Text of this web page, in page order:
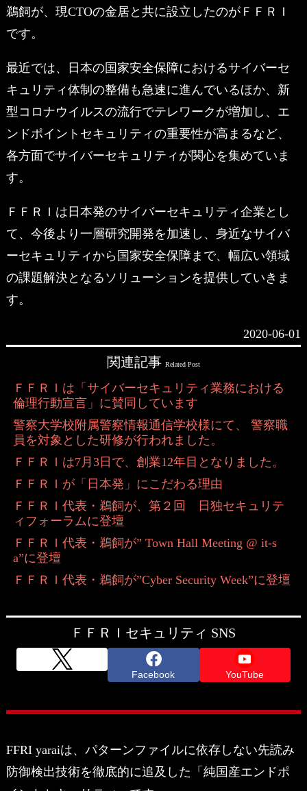
鵜飼が、現CTOの金居と共に設立したのがＦＦＲＩ
です。
最近では、日本の国家安全保障におけるサイバーセ
キュリティ体制の整備も急速に進んでいるほか、新
型コロナウイルスの流行でテレワークが増加し、エ
ンドポイントセキュリティの重要性が高まるなど、
各方面でサイバーセキュリティが関心を集めていま
す。
ＦＦＲＩは日本発のサイバーセキュリティ企業とし
て、今後より一層研究開発を加速し、身近なサイバ
ーセキュリティから国家安全保障まで、幅広い領域
の課題解決となるソリューションを提供していきま
す。
2020-06-01
関連記事 Related Post
ＦＦＲＩは「サイバーセキュリティ業務における
倫理行動宣言」に賛同しています
警察大学校附属警察情報通信学校様にて、 警察職
員を対象とした研修が行われました。
ＦＦＲＩは7月3日で、創業12年目となりました。
ＦＦＲＩが「日本発」にこだわる理由
ＦＦＲＩ代表・鵜飼が、第２回 日独セキュリテ
ィフォーラムに登壇
ＦＦＲＩ代表・鵜飼が” Town Hall Meeting @ it-s
a”に登壇
ＦＦＲＩ代表・鵜飼が”Cyber Security Week”に登壇
ＦＦＲＩセキュリティ SNS
Facebook YouTube
FFRI yaraiは、パターンファイルに依存しない先読み
防御検出技術を徹底的に追及した「純国産エンドポ